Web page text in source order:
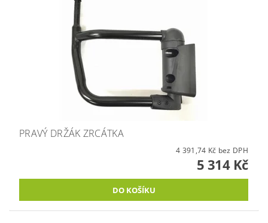
PRAVÝ DRŽÁK ZRCÁTKA
4 391,74 Kč bez DPH
5 314 Kč